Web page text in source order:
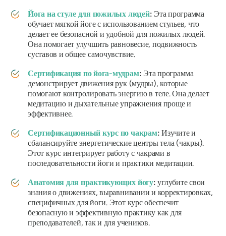
Йога на стуле для пожилых людей: Эта программа
обучает мягкой йоге с использованием стульев, что
делает ее безопасной и удобной для пожилых людей.
Она помогает улучшить равновесие, подвижность
суставов и общее самочувствие.
Сертификация по йога-мудрам: Эта программа
демонстрирует движения рук (мудры), которые
помогают контролировать энергию в теле. Она делает
медитацию и дыхательные упражнения проще и
эффективнее.
Сертификационный курс по чакрам: Изучите и
сбалансируйте энергетические центры тела (чакры).
Этот курс интегрирует работу с чакрами в
последовательности йоги и практики медитации.
Анатомия для практикующих йогу: углубите свои
знания о движениях, выравнивании и корректировках,
специфичных для йоги. Этот курс обеспечит
безопасную и эффективную практику как для
преподавателей, так и для учеников.